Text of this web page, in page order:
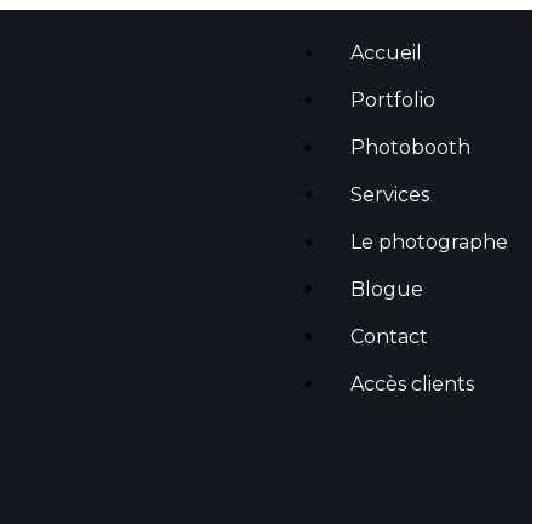
Accueil
Portfolio
Photobooth
Services
Le photographe
Blogue
Contact
Accès clients